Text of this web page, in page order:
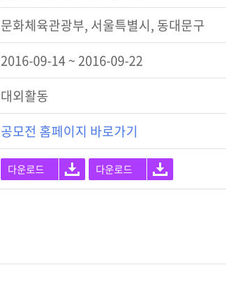
문화체육관광부, 서울특별시, 동대문구
2016-09-14 ~ 2016-09-22
대외활동
공모전 홈페이지 바로가기
다운로드 다운로드